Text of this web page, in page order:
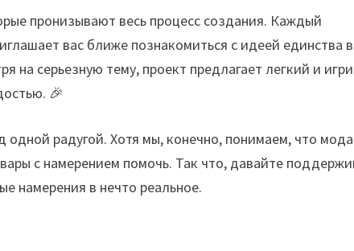
пронизывают весь процесс создания. Каждый
вас ближе познакомиться с идеей единства в
на серьезную тему, проект предлагает легкий и
🎉
одной радугой. Хотя мы, конечно, понимаем, что
с намерением помочь. Так что, давайте
намерения в нечто реальное.